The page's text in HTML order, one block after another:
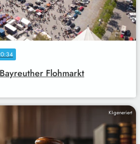
Flohmarkt
KI-generiert